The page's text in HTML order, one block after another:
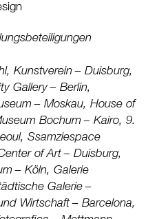
Kunstverein
Duisburg,
Gallery
Berlin,
Moskau, House of
Bochum
Kairo, 9.
Ssamziespace
of Art
Duisburg,
Köln, Galerie
Galerie
Wirtschaft
Barcelona,